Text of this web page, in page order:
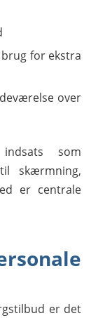
for ekstra
over
som
skærmning,
er centrale
er det